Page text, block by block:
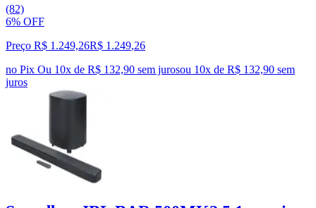
(82)
6% OFF
Preço R$ 1.249,26R$ 1.249,26
no Pix Ou 10x de R$ 132,90 sem jurosou 10x de R$ 132,90 sem
juros